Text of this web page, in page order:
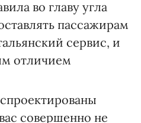
во главу угла
пассажирам
сервис, и
отличием
совершенно не